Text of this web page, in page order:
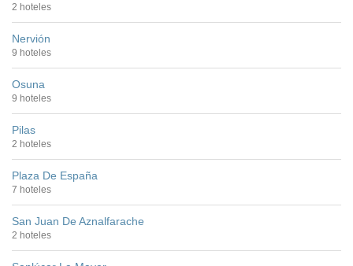
2 hoteles
Nervión
9 hoteles
Osuna
9 hoteles
Pilas
2 hoteles
Plaza De España
7 hoteles
San Juan De Aznalfarache
2 hoteles